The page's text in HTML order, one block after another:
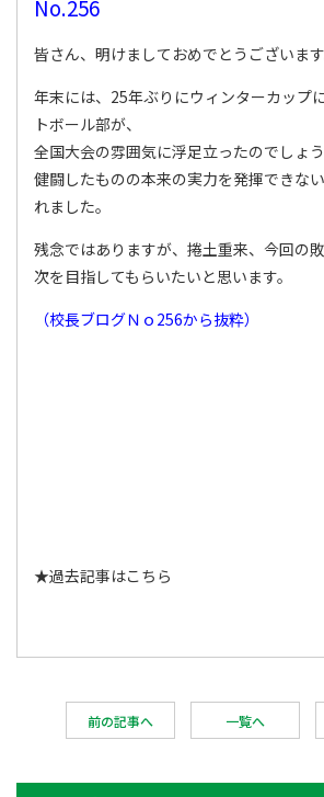
No.256
皆さん、明けましておめでとうございます
年末には、25年ぶりにウィンターカップ
トボール部が、
全国大会の雰囲気に浮足立ったのでしょう
健闘したものの本来の実力を発揮できな
れました。
残念ではありますが、捲土重来、今回の
次を目指してもらいたいと思います。
（校長ブログＮｏ256から抜粋）
★過去記事はこちら
前の記事へ 一覧へ